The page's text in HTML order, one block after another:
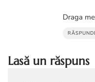
Draga
Lasă un răspuns